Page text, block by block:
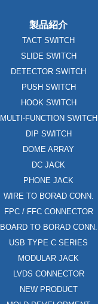
製品紹介
TACT SWITCH
SLIDE SWITCH
DETECTOR SWITCH
PUSH SWITCH
HOOK SWITCH
MULTI-FUNCTION SWITCH
DIP SWITCH
DOME ARRAY
DC JACK
PHONE JACK
WIRE TO BORAD CONN.
FPC / FFC CONNECTOR
BOARD TO BORAD CONN.
USB TYPE C SERIES
MODULAR JACK
LVDS CONNECTOR
NEW PRODUCT